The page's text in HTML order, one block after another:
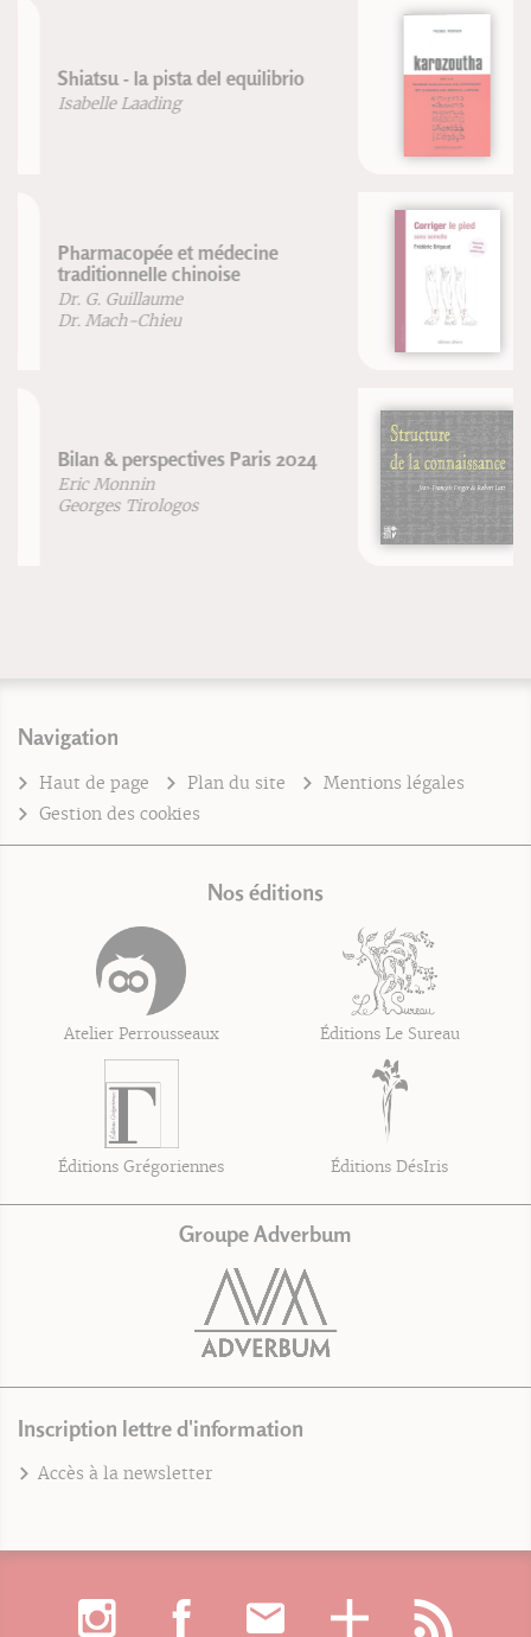
Karozoutha
Pierre Perrier de l'académie des
Corriger le pied
Structure de la connaissance
Navigation
Haut de page Plan du site
Mentions légales
Gestion des cookies
Nos éditions
Atelier Perrousseaux Éditions Le Sureau
Éditions Grégoriennes Éditions DésIris
Groupe Adverbum
Inscription lettre d'information
Accès à la newsletter